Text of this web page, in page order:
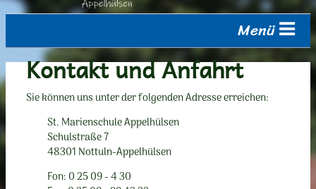
Menü
Kontakt und Anfahrt
Sie können uns unter der folgenden Adresse erreichen:
St. Marienschule Appelhülsen
Schulstraße 7
48301 Nottuln-Appelhülsen
Fon: 0 25 09 - 4 30